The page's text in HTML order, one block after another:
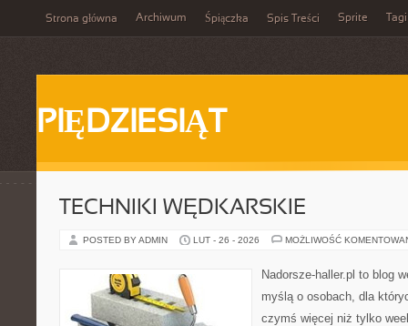
Strona główna Archiwum Śpiączka Spis Treści Sprite Tagi
PIĘDZIESIĄT
TECHNIKI WĘDKARSKIE
POSTED BY ADMIN LUT - 26 - 2026 MOŻLIWOŚĆ
Nadorsze-haller.pl to blog
myślą o osobach, dla
czymś więcej niż tylko